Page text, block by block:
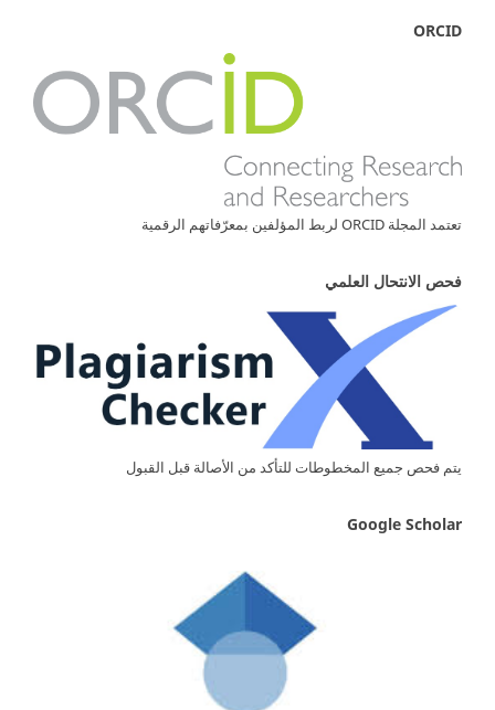
ORCID
تعتمد المجلة ORCID لربط المؤلفين بمعرّفاتهم الرقمية
فحص الانتحال العلمي
يتم فحص جميع المخطوطات للتأكد من الأصالة قبل القبول
Google Scholar